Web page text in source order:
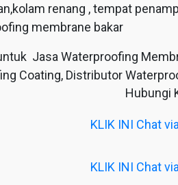
renang , tempat
membrane bakar
Jasa Waterproofing
Coating, Distributor
Hubungi
KLIK INI Chat
KLIK INI Chat